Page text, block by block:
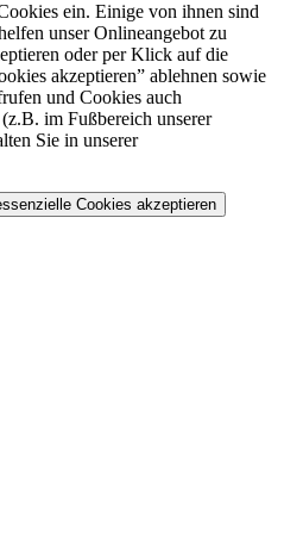
ein. Einige von ihnen sind
unser Onlineangebot zu
oder per Klick auf die
akzeptieren” ablehnen sowie
und Cookies auch
im Fußbereich unserer
Sie in unserer
Cookies akzeptieren